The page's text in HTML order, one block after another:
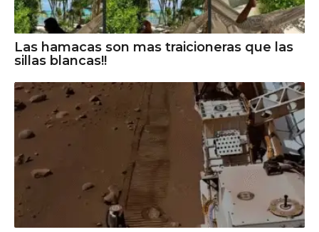
Las hamacas son mas traicioneras que las
sillas blancas!!